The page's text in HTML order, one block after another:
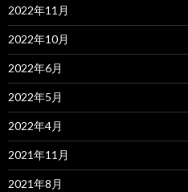
2022年11月
2022年10月
2022年6月
2022年5月
2022年4月
2021年11月
2021年8月